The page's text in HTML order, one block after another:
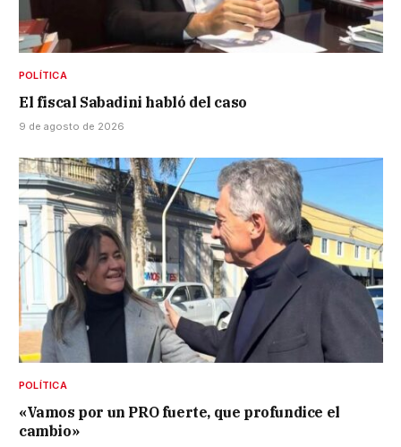
POLÍTICA
El fiscal Sabadini habló del caso
9 de agosto de 2026
POLÍTICA
«Vamos por un PRO fuerte, que profundice el
cambio»